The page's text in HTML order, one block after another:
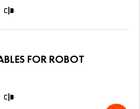
FOR ROBOT